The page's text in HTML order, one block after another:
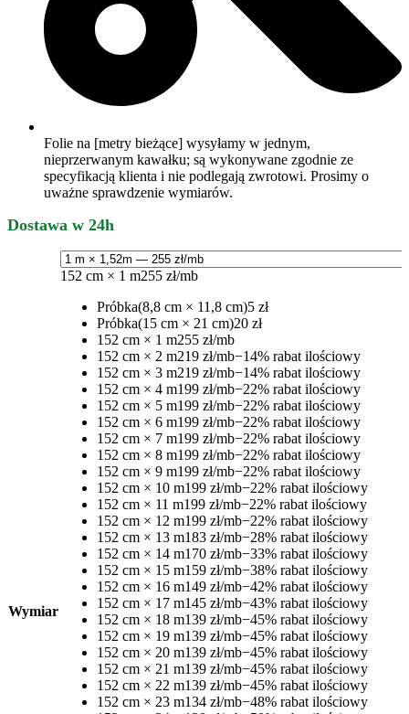
Folie na [metry bieżące] wysyłamy w jednym,
nieprzerwanym kawałku; są wykonywane zgodnie ze
specyfikacją klienta i nie podlegają zwrotowi. Prosimy o
uważne sprawdzenie wymiarów.
Dostawa w 24h
Wymiar
152 cm × 1 m255 zł/mb
Próbka(8,8 cm × 11,8 cm)5 zł
Próbka(15 cm × 21 cm)20 zł
152 cm × 1 m255 zł/mb
152 cm × 2 m219 zł/mb−14% rabat ilościowy
152 cm × 3 m219 zł/mb−14% rabat ilościowy
152 cm × 4 m199 zł/mb−22% rabat ilościowy
152 cm × 5 m199 zł/mb−22% rabat ilościowy
152 cm × 6 m199 zł/mb−22% rabat ilościowy
152 cm × 7 m199 zł/mb−22% rabat ilościowy
152 cm × 8 m199 zł/mb−22% rabat ilościowy
152 cm × 9 m199 zł/mb−22% rabat ilościowy
152 cm × 10 m199 zł/mb−22% rabat ilościowy
152 cm × 11 m199 zł/mb−22% rabat ilościowy
152 cm × 12 m199 zł/mb−22% rabat ilościowy
152 cm × 13 m183 zł/mb−28% rabat ilościowy
152 cm × 14 m170 zł/mb−33% rabat ilościowy
152 cm × 15 m159 zł/mb−38% rabat ilościowy
152 cm × 16 m149 zł/mb−42% rabat ilościowy
152 cm × 17 m145 zł/mb−43% rabat ilościowy
152 cm × 18 m139 zł/mb−45% rabat ilościowy
152 cm × 19 m139 zł/mb−45% rabat ilościowy
152 cm × 20 m139 zł/mb−45% rabat ilościowy
152 cm × 21 m139 zł/mb−45% rabat ilościowy
152 cm × 22 m139 zł/mb−45% rabat ilościowy
152 cm × 23 m134 zł/mb−48% rabat ilościowy